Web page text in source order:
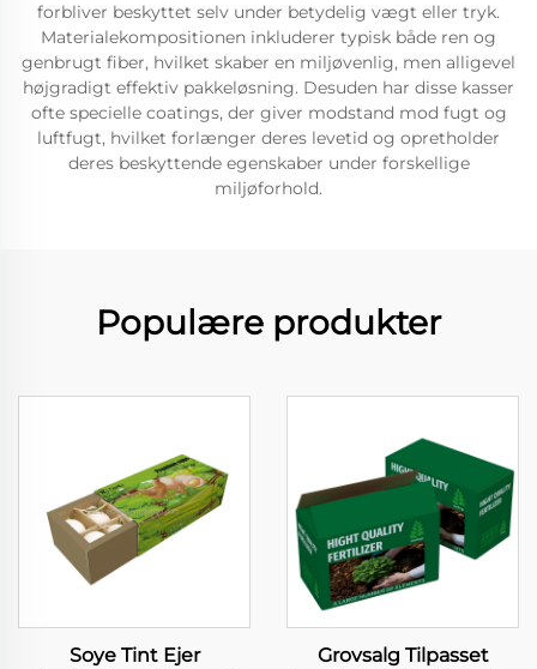
forbliver beskyttet selv under betydelig vægt eller tryk.
Materialekompositionen inkluderer typisk både ren og
genbrugt fiber, hvilket skaber en miljøvenlig, men alligevel
højgradigt effektiv pakkeløsning. Desuden har disse kasser
ofte specielle coatings, der giver modstand mod fugt og
luftfugt, hvilket forlænger deres levetid og opretholder
deres beskyttende egenskaber under forskellige
miljøforhold.
Populære produkter
Soye Tint Ejer
Grovsalg Tilpasset